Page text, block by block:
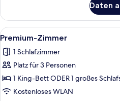
Not
Pet
Friendly)
anzeigen
Luxury
King,
2
Suite(Family
Suite,
Pet
Friendly)
Daten
Alle
Fotos
für
Premium-
Zimmer
anzeigen
6
Premium-Zimmer
1 Schlafzimmer
Platz für 3 Personen
1 King-Bett ODER 1 großes
Kostenloses WLAN